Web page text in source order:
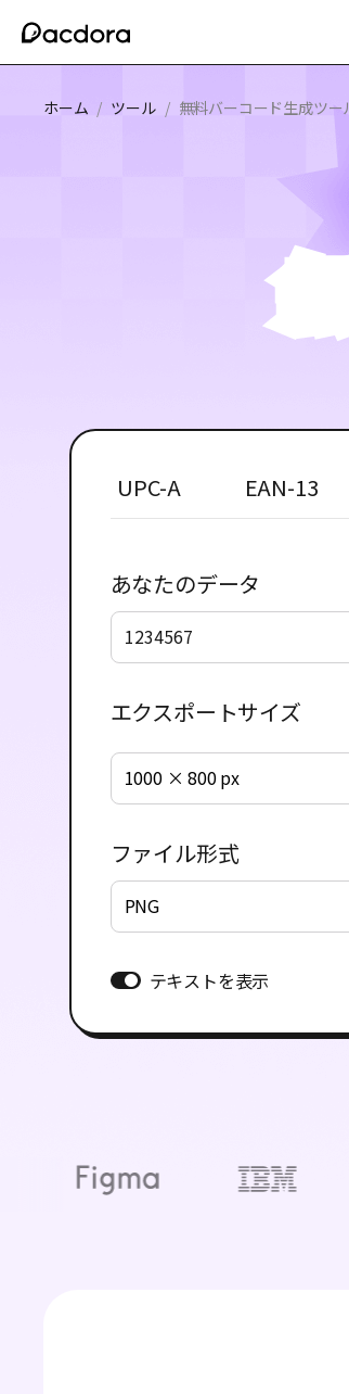
ホーム / ツール / 無料バーコード生成ツー
UPC-A EAN-13
あなたのデータ
エクスポートサイズ
1000 × 800 px
ファイル形式
PNG
テキストを表示